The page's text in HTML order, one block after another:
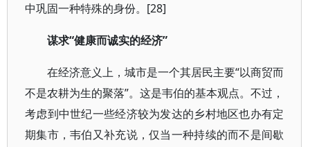
中巩固一种特殊的身份。[28]
谋求“健康而诚实的经济”
在经济意义上，城市是一个其居民主要“以商贸而
不是农耕为生的聚落”。这是韦伯的基本观点。不过，
考虑到中世纪一些经济较为发达的乡村地区也办有定
期集市，韦伯又补充说，仅当一种持续的而不是间歇